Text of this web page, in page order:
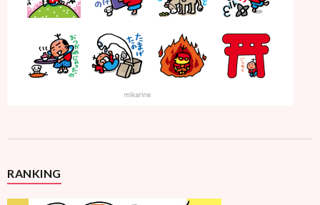
RANKING